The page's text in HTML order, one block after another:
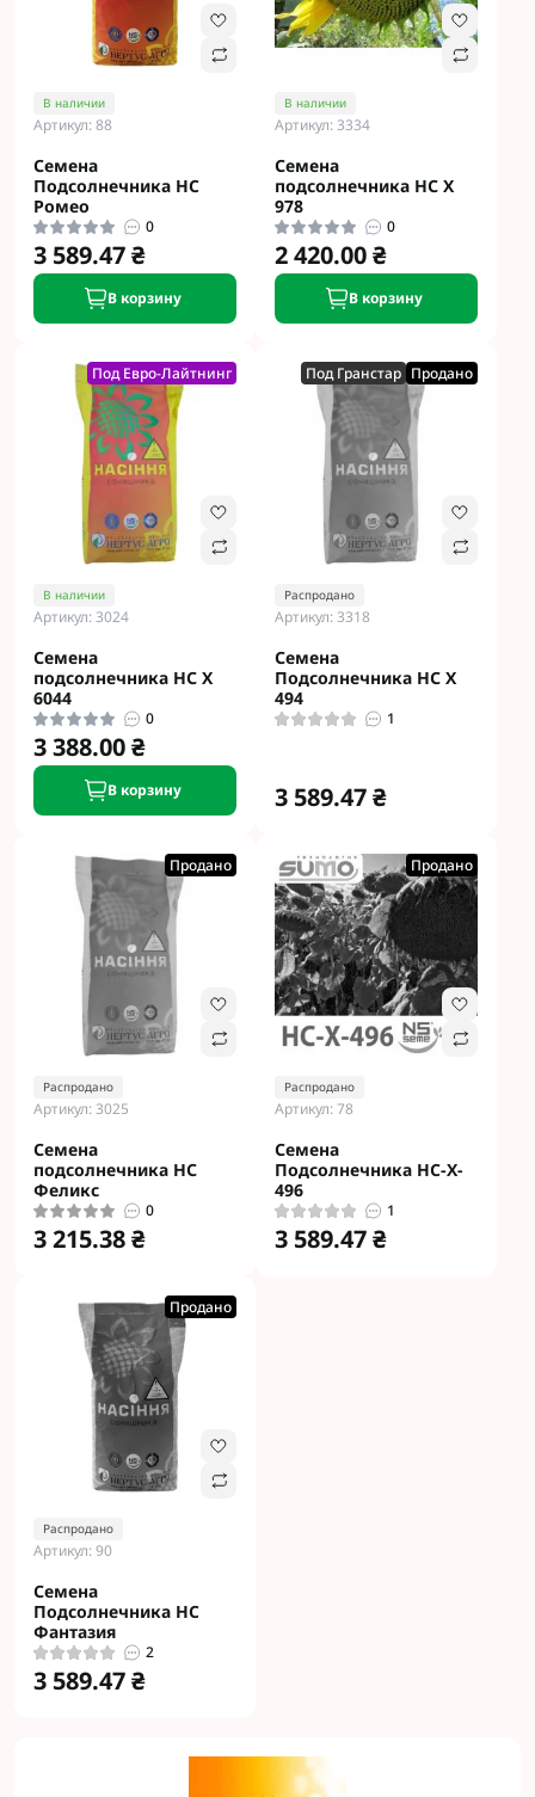
В наличии
Артикул: 88
Семена
Подсолнечника HC
Ромео
0
3 589.47 ₴
В корзину
В наличии
Артикул: 3334
Семена
подсолнечника НС Х
978
0
2 420.00 ₴
В корзину
Под Евро-Лайтнинг
В наличии
Артикул: 3024
Семена
подсолнечника НС Х
6044
0
3 388.00 ₴
В корзину
Под Гранстар Продано
Распродано
Артикул: 3318
Семена
Подсолнечника НС Х
494
1
3 589.47 ₴
Продано
Распродано
Артикул: 3025
Семена
подсолнечника НС
Феликс
0
3 215.38 ₴
Продано
Распродано
Артикул: 78
Семена
Подсолнечника HC-X-
496
1
3 589.47 ₴
Продано
Распродано
Артикул: 90
Семена
Подсолнечника HC
Фантазия
2
3 589.47 ₴